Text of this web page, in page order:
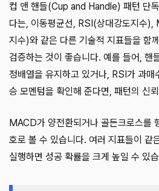
컵 앤 핸들(Cup and Handle) 패턴 단
다는, 이동평균선, RSI(상대강도지수
지수)와 같은 다른 기술적 지표들을 함
검증하는 것이 좋습니다. 예를 들어, 핸
정배열을 유지하고 있거나, RSI가 과매
승 모멘텀을 확인해 준다면, 패턴의 신
MACD가 양전환되거나 골든크로스를
호로 볼 수 있습니다. 여러 지표들이 같
실행하면 성공 확률을 크게 높일 수 있